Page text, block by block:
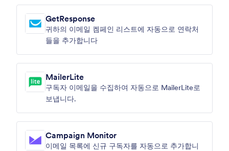
GetResponse
귀하의 이메일 켐페인 리스트에 자동으로 연락처
들을 추가합니다
MailerLite
구독자 이메일을 수집하여 자동으로 MailerLite로
보냅니다.
Campaign Monitor
이메일 목록에 신규 구독자를 자동으로 추가합니